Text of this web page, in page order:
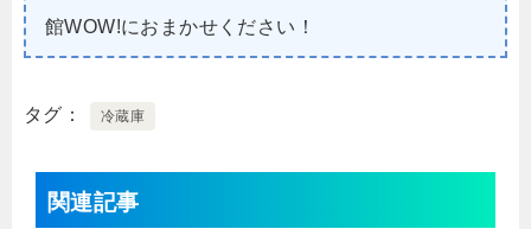
館WOW!におまかせください！
タグ 冷蔵庫
関連記事